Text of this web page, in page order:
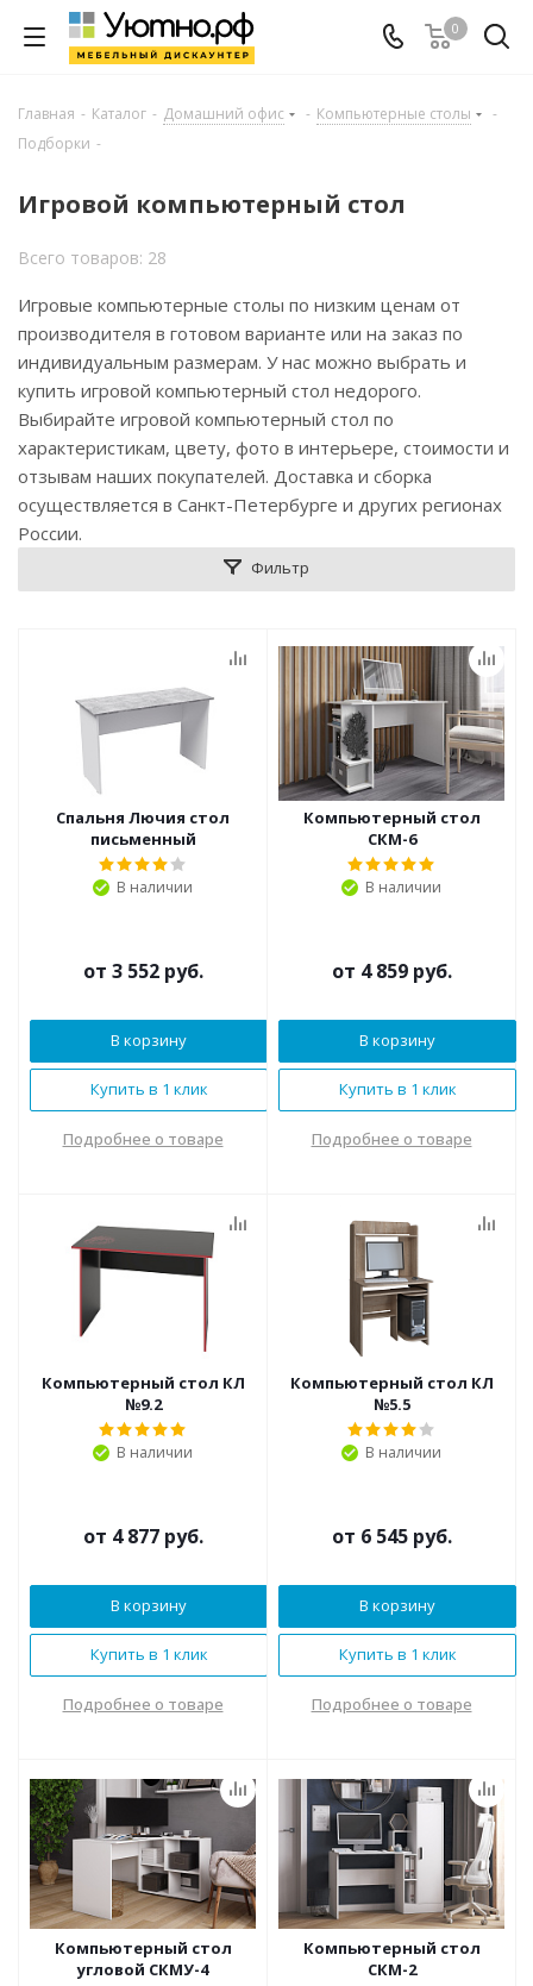
0
Главная - Каталог - Домашний офис - Компьютерные столы
-
Подборки -
Игровой компьютерный стол
Всего товаров: 28
Игровые компьютерные столы по низким ценам от
производителя в готовом варианте или на заказ по
индивидуальным размерам. У нас можно выбрать и
купить игровой компьютерный стол недорого.
Выбирайте игровой компьютерный стол по
характеристикам, цвету, фото в интерьере, стоимости и
отзывам наших покупателей. Доставка и сборка
осуществляется в Санкт-Петербурге и других регионах
России.
Фильтр
Спальня Лючия стол
письменный
В наличии
от 3 552 руб.
В корзину
Купить в 1 клик
Подробнее о товаре
Компьютерный стол
СКМ-6
В наличии
от 4 859 руб.
В корзину
Купить в 1 клик
Подробнее о товаре
Компьютерный стол КЛ
№9.2
В наличии
от 4 877 руб.
В корзину
Купить в 1 клик
Подробнее о товаре
Компьютерный стол КЛ
№5.5
В наличии
от 6 545 руб.
В корзину
Купить в 1 клик
Подробнее о товаре
Компьютерный стол
угловой СКМУ-4
Компьютерный стол
СКМ-2